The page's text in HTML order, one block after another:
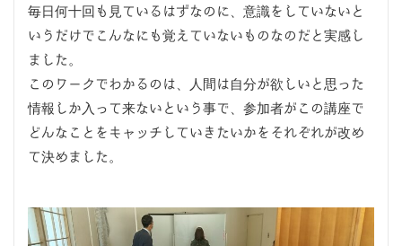
毎日何十回も見ているはずなのに、意識をしていないと
いうだけでこんなにも覚えていないものなのだと実感し
ました。
このワークでわかるのは、人間は自分が欲しいと思った
情報しか入って来ないという事で、参加者がこの講座で
どんなことをキャッチしていきたいかをそれぞれが改め
て決めました。